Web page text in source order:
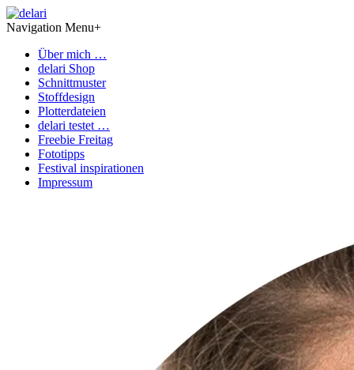
Navigation Menu+
Über mich …
delari Shop
Schnittmuster
Stoffdesign
Plotterdateien
delari testet …
Freebie Freitag
Fototipps
Festival inspirationen
Impressum